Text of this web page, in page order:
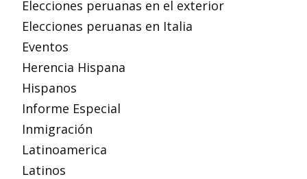
Elecciones peruanas en el exterior
Elecciones peruanas en Italia
Eventos
Herencia Hispana
Hispanos
Informe Especial
Inmigración
Latinoamerica
Latinos